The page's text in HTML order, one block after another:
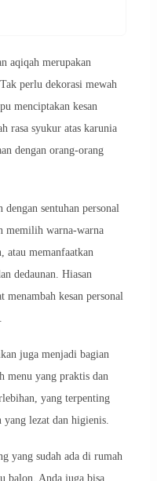
aqiqah merupakan
perlu dekorasi mewah
menciptakan kesan
rasa syukur atas karunia
dengan orang-orang
sentuhan personal
memilih warna-warna
atau memanfaatkan
dedaunan. Hiasan
menambah kesan personal
juga menjadi bagian
menu yang praktis dan
yang terpenting
yang lezat dan higienis.
yang sudah ada di rumah
balon. Anda juga bisa